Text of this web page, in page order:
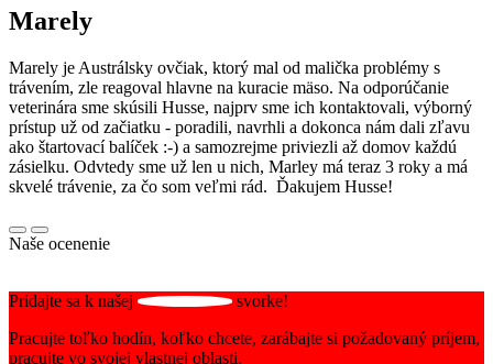
Marely
Marely je Austrálsky ovčiak, ktorý mal od malička problémy s
trávením, zle reagoval hlavne na kuracie mäso. Na odporúčanie
veterinára sme skúsili Husse, najprv sme ich kontaktovali, výborný
prístup už od začiatku - poradili, navrhli a dokonca nám dali zľavu
ako štartovací balíček :-) a samozrejme priviezli až domov každú
zásielku. Odvtedy sme už len u nich, Marley má teraz 3 roky a má
skvelé trávenie, za čo som veľmi rád. Ďakujem Husse!
Naše ocenenie
Pridajte sa k našej
svorke!
Pracujte toľko hodín, koľko chcete, zarábajte si požadovaný príjem,
pracujte vo svojej vlastnej oblasti.